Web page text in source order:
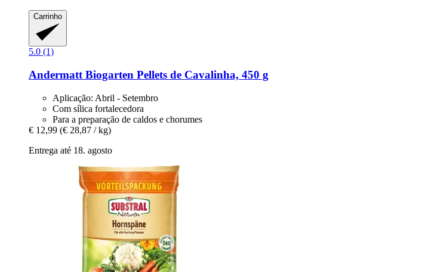
Carrinho
5.0 (1)
Andermatt Biogarten Pellets de Cavalinha, 450 g
Aplicação: Abril - Setembro
Com sílica fortalecedora
Para a preparação de caldos e chorumes
€ 12,99 (€ 28,87 / kg)
Entrega até 18. agosto